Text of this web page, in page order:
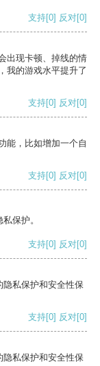
支持[0] 反对[0]
出现卡顿、掉线的情
我的游戏水平提升了
支持[0] 反对[0]
能，比如增加一个自
支持[0] 反对[0]
保护。
支持[0] 反对[0]
私保护和安全性保
支持[0] 反对[0]
私保护和安全性保